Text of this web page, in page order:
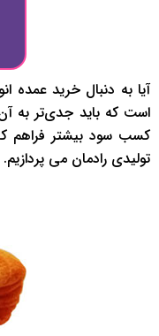
آيا به دنبال خريد عمده
است که بايد جدي‌تر به آن
کسب سود بيشتر فراهم
توليدي رادمان می پردازیم.